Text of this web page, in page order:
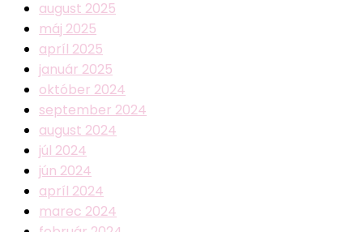
august 2025
máj 2025
apríl 2025
január 2025
október 2024
september 2024
august 2024
júl 2024
jún 2024
apríl 2024
marec 2024